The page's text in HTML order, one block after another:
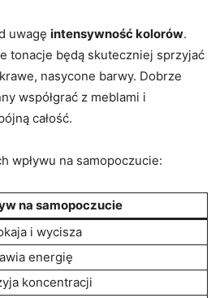
uwagę intensywność kolorów.
tonacje będą skuteczniej sprzyjać
nasycone barwy. Dobrze
współgrać z meblami i
całość.
wpływu na samopoczucie:
na samopoczucie
i wycisza
energię
koncentracji